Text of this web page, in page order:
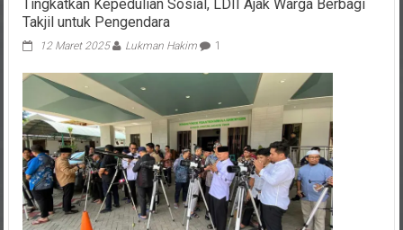
Tingkatkan Kepedulian Sosial, LDII Ajak Warga Berbagi
Takjil untuk Pengendara
12 Maret 2025 Lukman Hakim 1